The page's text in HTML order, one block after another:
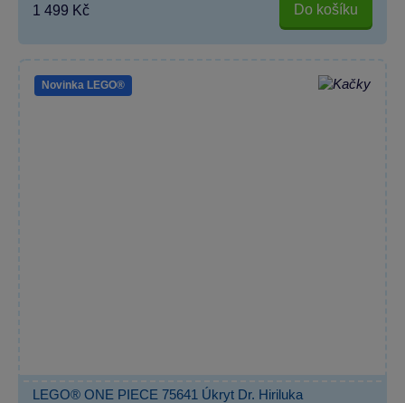
1 499 Kč Do košíku
Novinka LEGO®
LEGO® ONE PIECE 75641 Úkryt Dr. Hiriluka